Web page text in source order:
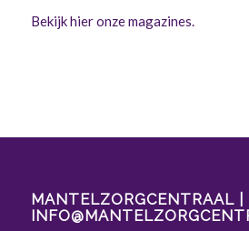
Bekijk hier onze magazines.
MANTELZORGCENTRAAL |